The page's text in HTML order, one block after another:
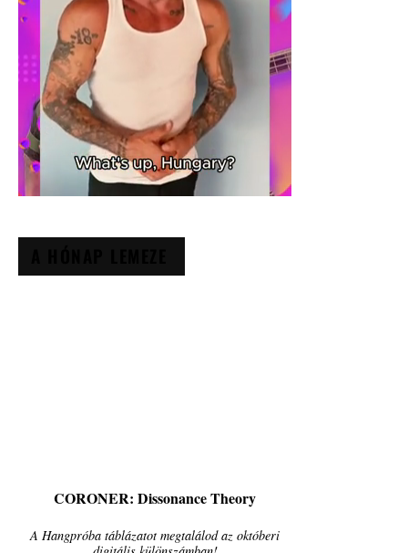
CORONER: Dissonance Theory
A Hangpróba táblázatot megtalálod az októberi